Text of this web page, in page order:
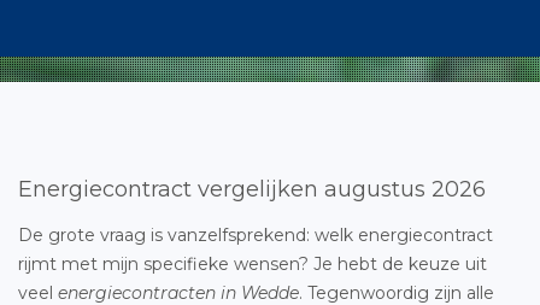
Energiecontract vergelijken augustus 2026
De grote vraag is vanzelfsprekend: welk energiecontract
rijmt met mijn specifieke wensen? Je hebt de keuze uit
veel energiecontracten in Wedde. Tegenwoordig zijn alle